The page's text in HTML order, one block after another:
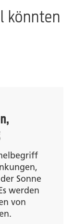
könnten
Sonne
werden
von